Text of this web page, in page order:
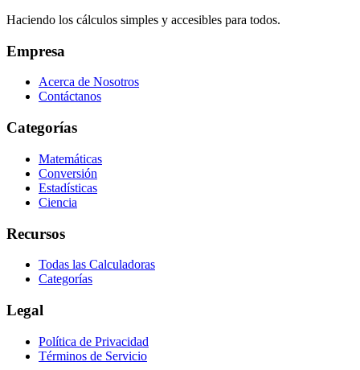
Haciendo los cálculos simples y accesibles para todos.
Empresa
Acerca de Nosotros
Contáctanos
Categorías
Matemáticas
Conversión
Estadísticas
Ciencia
Recursos
Todas las Calculadoras
Categorías
Legal
Política de Privacidad
Términos de Servicio